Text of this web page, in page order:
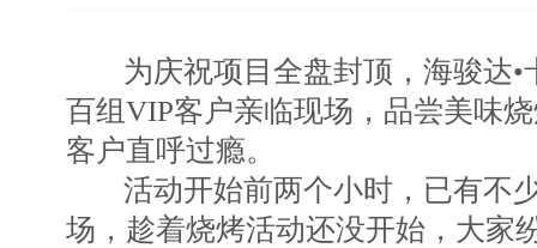
为庆祝项目全盘封顶，海骏达•
百组VIP客户亲临现场，品尝美味
客户直呼过瘾。
活动开始前两个小时，已有不
场，趁着烧烤活动还没开始，大家